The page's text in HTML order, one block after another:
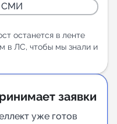
в Telegram
СМИ
останется в ленте
в ЛС, чтобы мы знали и
заявки
уже готов